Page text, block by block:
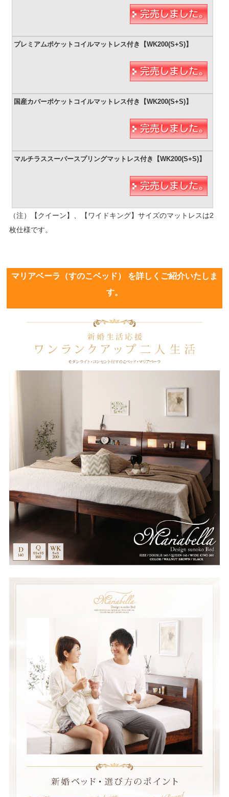
（注）【クイーン】、【ワイドキング】サイズのマットレスは2
枚仕様です。
マリアベーラ（すのこベッド） を詳しくご紹介いたしま
す。